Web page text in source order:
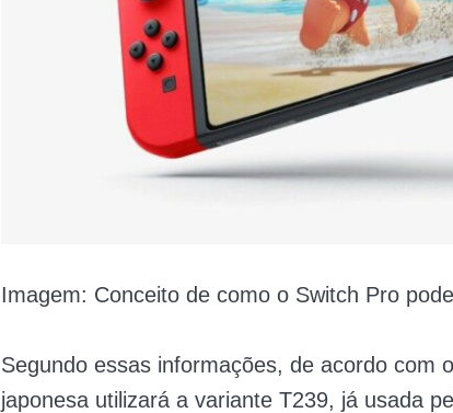
Imagem: Conceito de como o Switch Pro
Segundo essas informações, de acordo com
japonesa utilizará a variante T239, já usada